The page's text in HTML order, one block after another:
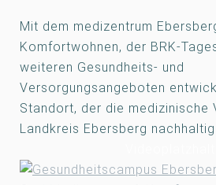
Mit dem medizentrum
Komfortwohnen, der BRK-
weiteren Gesundheits- und
Versorgungsangeboten
Standort, der die medizinische
Landkreis Ebersberg